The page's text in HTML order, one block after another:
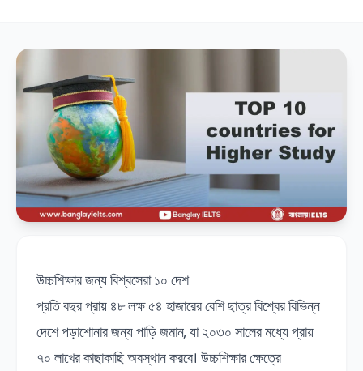
উচ্চশিক্ষার জন্য বিশ্বসেরা ১০ দেশ
প্রতি বছর প্রায় ৪৮ লক্ষ ৫৪ হাজারের বেশি ছাত্র বিশ্বের বিভিন্ন
দেশে পড়াশোনার জন্য পাড়ি জমান, যা ২০৩০ সালের মধ্যে প্রায়
৭০ লাখের কাছাকাছি অবস্থান করবে। উচ্চশিক্ষার ক্ষেত্রে